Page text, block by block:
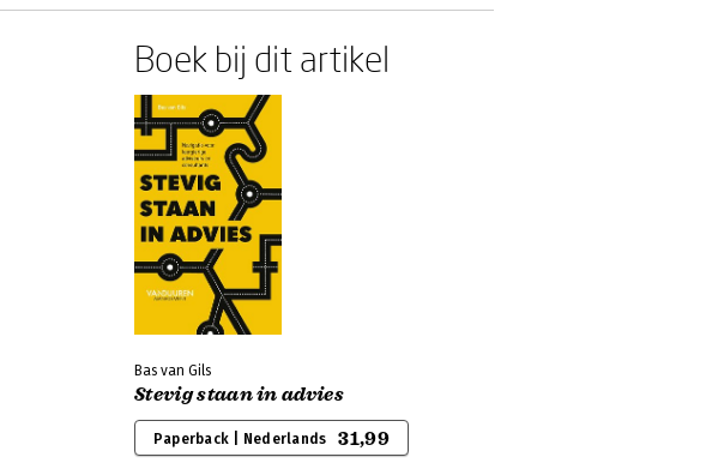
Boek bij dit artikel
Bas van Gils
Stevig staan in advies
Paperback | Nederlands 31,99